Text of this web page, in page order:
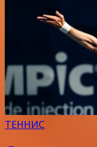
ТЕННИС